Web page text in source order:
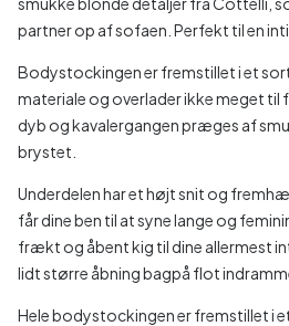
partner op af sofaen. Perfekt til en
Bodystockingen er fremstillet i et
materiale og overlader ikke meget til
dyb og kavalergangen præges af
brystet.
Underdelen har et højt snit og
får dine ben til at syne lange og
frækt og åbent kig til dine allermest
lidt større åbning bagpå flot
Hele bodystockingen er fremstillet i